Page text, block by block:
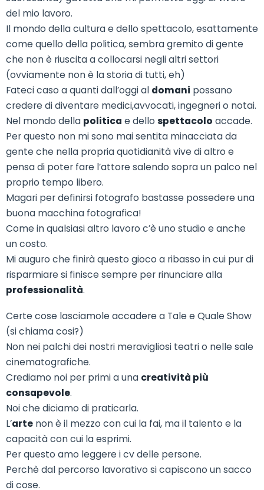
del mio lavoro.
Il mondo della cultura e dello spettacolo, esattamente
come quello della politica, sembra gremito di gente
che non è riuscita a collocarsi negli altri settori
(ovviamente non è la storia di tutti, eh)
Fateci caso a quanti dall’oggi al domani possano
credere di diventare medici,avvocati, ingegneri o notai.
Nel mondo della politica e dello spettacolo accade.
Per questo non mi sono mai sentita minacciata da
gente che nella propria quotidianità vive di altro e
pensa di poter fare l’attore salendo sopra un palco nel
proprio tempo libero.
Magari per definirsi fotografo bastasse possedere una
buona macchina fotografica!
Come in qualsiasi altro lavoro c’è uno studio e anche
un costo.
Mi auguro che finirà questo gioco a ribasso in cui pur di
risparmiare si finisce sempre per rinunciare alla
professionalità.
Certe cose lasciamole accadere a Tale e Quale Show
(si chiama cosi?)
Non nei palchi dei nostri meravigliosi teatri o nelle sale
cinematografiche.
Crediamo noi per primi a una creatività più
consapevole.
Noi che diciamo di praticarla.
L’arte non è il mezzo con cui la fai, ma il talento e la
capacità con cui la esprimi.
Per questo amo leggere i cv delle persone.
Perchè dal percorso lavorativo si capiscono un sacco
di cose.